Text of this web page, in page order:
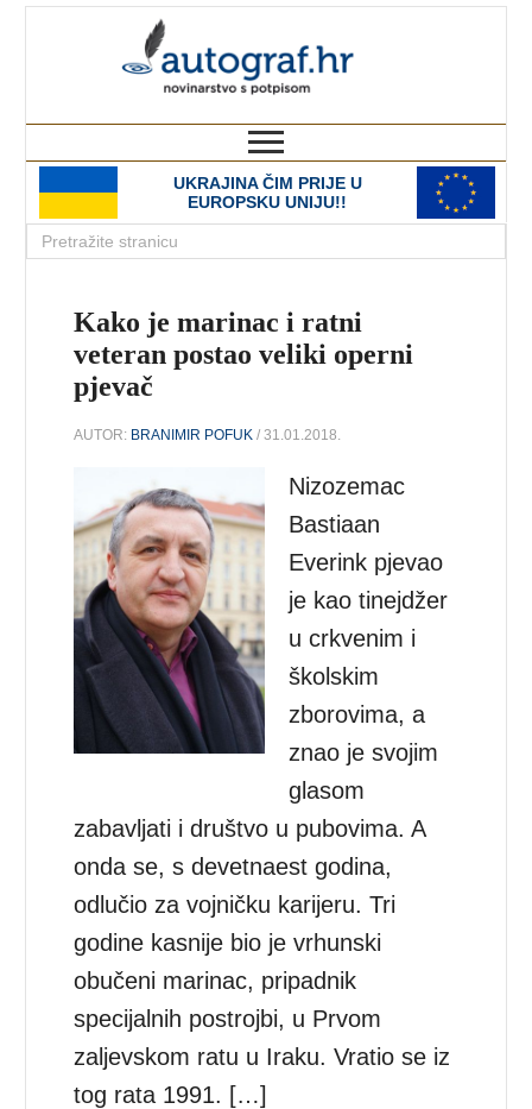
UKRAJINA ČIM PRIJE U
EUROPSKU UNIJU!!
Kako je marinac i ratni
veteran postao veliki operni
pjevač
AUTOR: BRANIMIR POFUK / 31.01.2018.
Nizozemac
Bastiaan
Everink pjevao
je kao tinejdžer
u crkvenim i
školskim
zborovima, a
znao je svojim
glasom
zabavljati i društvo u pubovima. A
onda se, s devetnaest godina,
odlučio za vojničku karijeru. Tri
godine kasnije bio je vrhunski
obučeni marinac, pripadnik
specijalnih postrojbi, u Prvom
zaljevskom ratu u Iraku. Vratio se iz
tog rata 1991. […]